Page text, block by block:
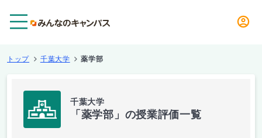
トップ 千葉大学 薬学部
千葉大学
「薬学部」の授業評価一覧